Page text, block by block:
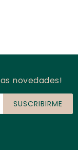
novedades!
SUSCRIBIRME